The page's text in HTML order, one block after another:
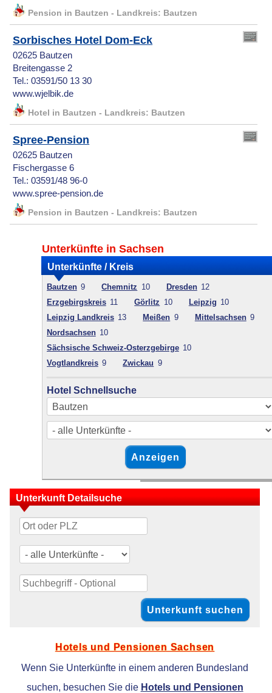
Pension in Bautzen - Landkreis: Bautzen
Sorbisches Hotel Dom-Eck
02625 Bautzen
Breitengasse 2
Tel.: 03591/50 13 30
www.wjelbik.de
Hotel in Bautzen - Landkreis: Bautzen
Spree-Pension
02625 Bautzen
Fischergasse 6
Tel.: 03591/48 96-0
www.spree-pension.de
Pension in Bautzen - Landkreis: Bautzen
Unterkünfte in Sachsen
Unterkünfte / Kreis
Bautzen 9 Chemnitz 10 Dresden 12
Erzgebirgskreis 11 Görlitz 10 Leipzig 10
Leipzig Landkreis 13 Meißen 9 Mittelsachsen 9
Nordsachsen 10
Sächsische Schweiz-Osterzgebirge 10
Vogtlandkreis 9 Zwickau 9
Hotel Schnellsuche
Unterkunft Detailsuche
Hotels und Pensionen Sachsen
Wenn Sie Unterkünfte in einem anderen Bundesland
suchen, besuchen Sie die Hotels und Pensionen